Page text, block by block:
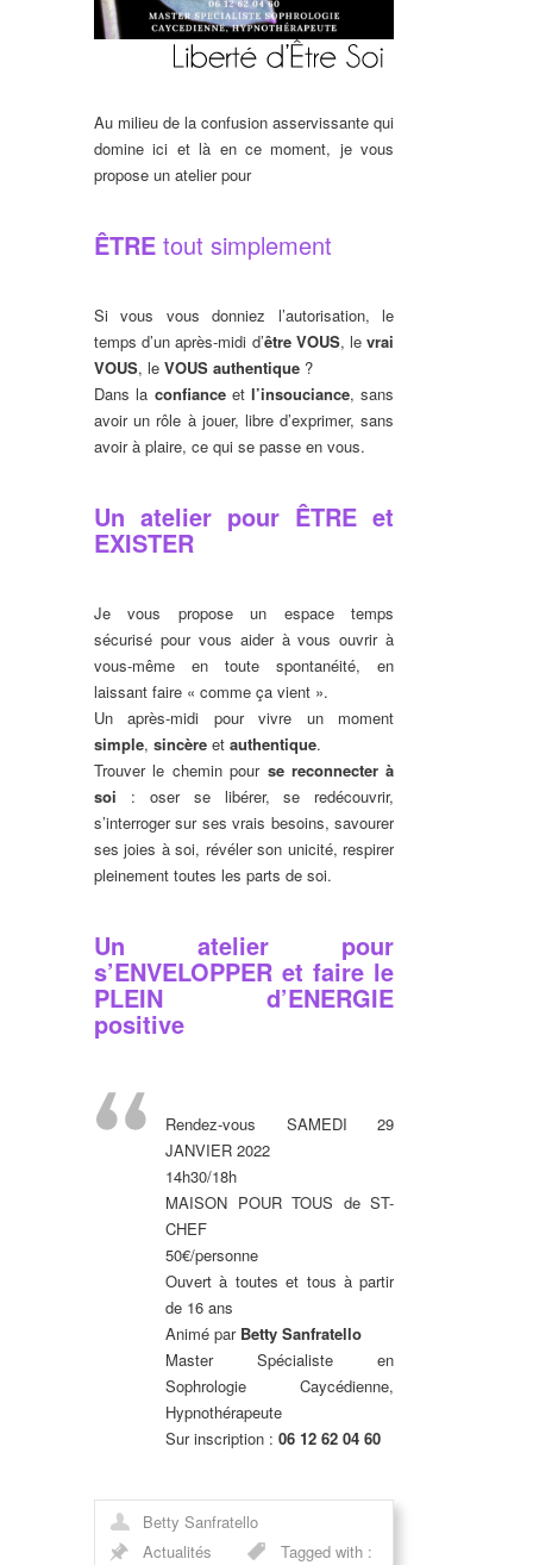
Au milieu de la confusion asservissante qui
domine ici et là en ce moment, je vous
propose un atelier pour
ÊTRE tout simplement
Si vous vous donniez l’autorisation, le
temps d’un après-midi d’être VOUS, levrai
VOUS, le VOUS authentique ?
Dans la confiance etl’insouciance, sans
avoir un rôle à jouer, libre d’exprimer, sans
avoir à plaire, ce qui se passe en vous.
Un atelier pour ÊTRE et
EXISTER
Je vous propose un espace temps
sécurisé pour vous aider à vous ouvrir à
vous-même en toute spontanéité, en
laissant faire « comme ça vient ».
Un après-midi pour vivre un moment
simple, sincère et authentique.
Trouver le chemin pour se reconnecter à
soi : oser se libérer, se redécouvrir,
s’interroger sur ses vrais besoins, savourer
ses joies à soi, révéler son unicité, respirer
pleinement toutes les parts de soi.
Un atelier pour
s’ENVELOPPER et faire le
PLEIN d’ENERGIE
positive
Rendez-vous SAMEDI 29
JANVIER 2022
14h30/18h
MAISON POUR TOUS de ST-
CHEF
50€/personne
Ouvert à toutes et tous à partir
de 16 ans
Animé par Betty Sanfratello
Master Spécialiste en
Sophrologie Caycédienne,
Hypnothérapeute
Sur inscription : 06 12 62 04 60
Betty Sanfratello
Actualités
Tagged with :